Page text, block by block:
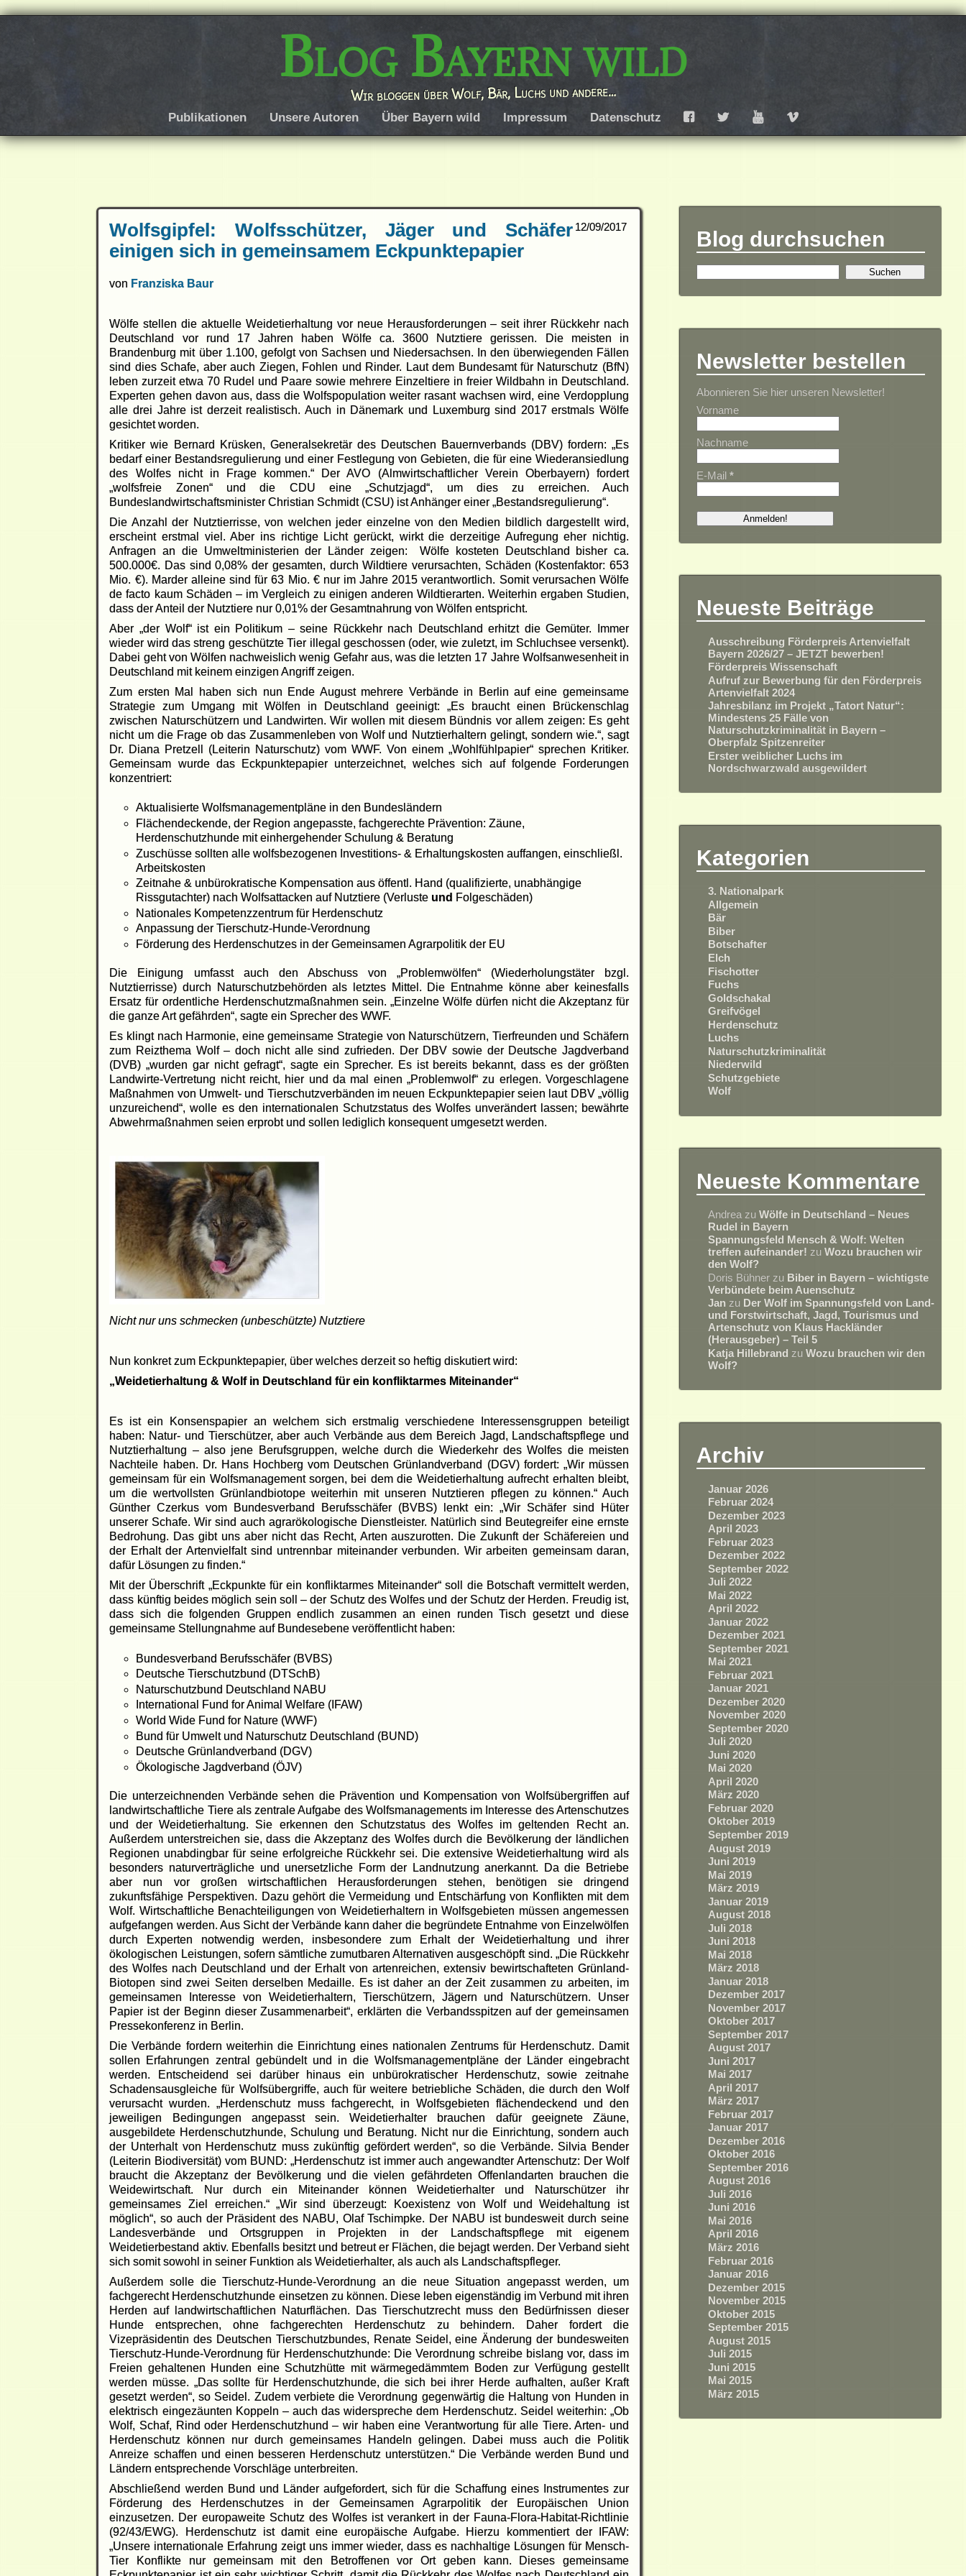
Blog Bayern wild
Wir bloggen über Wolf, Bär, Luchs und andere…
Publikationen Unsere Autoren Über Bayern wild Impressum Datenschutz F T Y V
12/09/2017
Wolfsgipfel: Wolfsschützer, Jäger und Schäfer
einigen sich in gemeinsamem Eckpunktepapier
von Franziska Baur
Wölfe stellen die aktuelle Weidetierhaltung vor neue Herausforderungen – seit ihrer Rückkehr nach
Deutschland vor rund 17 Jahren haben Wölfe ca. 3600 Nutztiere gerissen. Die meisten in
Brandenburg mit über 1.100, gefolgt von Sachsen und Niedersachsen. In den überwiegenden Fällen
sind dies Schafe, aber auch Ziegen, Fohlen und Rinder. Laut dem Bundesamt für Naturschutz (BfN)
leben zurzeit etwa 70 Rudel und Paare sowie mehrere Einzeltiere in freier Wildbahn in Deutschland.
Experten gehen davon aus, dass die Wolfspopulation weiter rasant wachsen wird, eine Verdopplung
alle drei Jahre ist derzeit realistisch. Auch in Dänemark und Luxemburg sind 2017 erstmals Wölfe
gesichtet worden.
Kritiker wie Bernard Krüsken, Generalsekretär des Deutschen Bauernverbands (DBV) fordern: „Es
bedarf einer Bestandsregulierung und einer Festlegung von Gebieten, die für eine Wiederansiedlung
des Wolfes nicht in Frage kommen.“ Der AVO (Almwirtschaftlicher Verein Oberbayern) fordert
„wolfsfreie Zonen“ und die CDU eine „Schutzjagd“, um dies zu erreichen. Auch
Bundeslandwirtschaftsminister Christian Schmidt (CSU) ist Anhänger einer „Bestandsregulierung“.
Die Anzahl der Nutztierrisse, von welchen jeder einzelne von den Medien bildlich dargestellt wird,
erscheint erstmal viel. Aber ins richtige Licht gerückt, wirkt die derzeitige Aufregung eher nichtig.
Anfragen an die Umweltministerien der Länder zeigen: Wölfe kosteten Deutschland bisher ca.
500.000€. Das sind 0,08% der gesamten, durch Wildtiere verursachten, Schäden (Kostenfaktor: 653
Mio. €). Marder alleine sind für 63 Mio. € nur im Jahre 2015 verantwortlich. Somit verursachen Wölfe
de facto kaum Schäden – im Vergleich zu einigen anderen Wildtierarten. Weiterhin ergaben Studien,
dass der Anteil der Nutztiere nur 0,01% der Gesamtnahrung von Wölfen entspricht.
Aber „der Wolf“ ist ein Politikum – seine Rückkehr nach Deutschland erhitzt die Gemüter. Immer
wieder wird das streng geschützte Tier illegal geschossen (oder, wie zuletzt, im Schluchsee versenkt).
Dabei geht von Wölfen nachweislich wenig Gefahr aus, was die letzten 17 Jahre Wolfsanwesenheit in
Deutschland mit keinem einzigen Angriff zeigen.
Zum ersten Mal haben sich nun Ende August mehrere Verbände in Berlin auf eine gemeinsame
Strategie zum Umgang mit Wölfen in Deutschland geeinigt: „Es braucht einen Brückenschlag
zwischen Naturschützern und Landwirten. Wir wollen mit diesem Bündnis vor allem zeigen: Es geht
nicht um die Frage ob das Zusammenleben von Wolf und Nutztierhaltern gelingt, sondern wie.“, sagt
Dr. Diana Pretzell (Leiterin Naturschutz) vom WWF. Von einem „Wohlfühlpapier“ sprechen Kritiker.
Gemeinsam wurde das Eckpunktepapier unterzeichnet, welches sich auf folgende Forderungen
konzentriert:
Aktualisierte Wolfsmanagementpläne in den Bundesländern
Flächendeckende, der Region angepasste, fachgerechte Prävention: Zäune,
Herdenschutzhunde mit einhergehender Schulung & Beratung
Zuschüsse sollten alle wolfsbezogenen Investitions- & Erhaltungskosten auffangen, einschließl.
Arbeitskosten
Zeitnahe & unbürokratische Kompensation aus öffentl. Hand (qualifizierte, unabhängige
Rissgutachter) nach Wolfsattacken auf Nutztiere (Verluste und Folgeschäden)
Nationales Kompetenzzentrum für Herdenschutz
Anpassung der Tierschutz-Hunde-Verordnung
Förderung des Herdenschutzes in der Gemeinsamen Agrarpolitik der EU
Die Einigung umfasst auch den Abschuss von „Problemwölfen“ (Wiederholungstäter bzgl.
Nutztierrisse) durch Naturschutzbehörden als letztes Mittel. Die Entnahme könne aber keinesfalls
Ersatz für ordentliche Herdenschutzmaßnahmen sein. „Einzelne Wölfe dürfen nicht die Akzeptanz für
die ganze Art gefährden“, sagte ein Sprecher des WWF.
Es klingt nach Harmonie, eine gemeinsame Strategie von Naturschützern, Tierfreunden und Schäfern
zum Reizthema Wolf – doch nicht alle sind zufrieden. Der DBV sowie der Deutsche Jagdverband
(DVB) „wurden gar nicht gefragt“, sagte ein Sprecher. Es ist bereits bekannt, dass es der größten
Landwirte-Vertretung nicht reicht, hier und da mal einen „Problemwolf“ zu erlegen. Vorgeschlagene
Maßnahmen von Umwelt- und Tierschutzverbänden im neuen Eckpunktepapier seien laut DBV „völlig
unzureichend“, wolle es den internationalen Schutzstatus des Wolfes unverändert lassen; bewährte
Abwehrmaßnahmen seien erprobt und sollen lediglich konsequent umgesetzt werden.
Nicht nur uns schmecken (unbeschützte) Nutztiere
Nun konkret zum Eckpunktepapier, über welches derzeit so heftig diskutiert wird:
„Weidetierhaltung & Wolf in Deutschland für ein konfliktarmes Miteinander“
Es ist ein Konsenspapier an welchem sich erstmalig verschiedene Interessensgruppen beteiligt
haben: Natur- und Tierschützer, aber auch Verbände aus dem Bereich Jagd, Landschaftspflege und
Nutztierhaltung – also jene Berufsgruppen, welche durch die Wiederkehr des Wolfes die meisten
Nachteile haben. Dr. Hans Hochberg vom Deutschen Grünlandverband (DGV) fordert: „Wir müssen
gemeinsam für ein Wolfsmanagement sorgen, bei dem die Weidetierhaltung aufrecht erhalten bleibt,
um die wertvollsten Grünlandbiotope weiterhin mit unseren Nutztieren pflegen zu können.“ Auch
Günther Czerkus vom Bundesverband Berufsschäfer (BVBS) lenkt ein: „Wir Schäfer sind Hüter
unserer Schafe. Wir sind auch agrarökologische Dienstleister. Natürlich sind Beutegreifer eine ernste
Bedrohung. Das gibt uns aber nicht das Recht, Arten auszurotten. Die Zukunft der Schäfereien und
der Erhalt der Artenvielfalt sind untrennbar miteinander verbunden. Wir arbeiten gemeinsam daran,
dafür Lösungen zu finden.“
Mit der Überschrift „Eckpunkte für ein konfliktarmes Miteinander“ soll die Botschaft vermittelt werden,
dass künftig beides möglich sein soll – der Schutz des Wolfes und der Schutz der Herden. Freudig ist,
dass sich die folgenden Gruppen endlich zusammen an einen runden Tisch gesetzt und diese
gemeinsame Stellungnahme auf Bundesebene veröffentlicht haben:
Bundesverband Berufsschäfer (BVBS)
Deutsche Tierschutzbund (DTSchB)
Naturschutzbund Deutschland NABU
International Fund for Animal Welfare (IFAW)
World Wide Fund for Nature (WWF)
Bund für Umwelt und Naturschutz Deutschland (BUND)
Deutsche Grünlandverband (DGV)
Ökologische Jagdverband (ÖJV)
Die unterzeichnenden Verbände sehen die Prävention und Kompensation von Wolfsübergriffen auf
landwirtschaftliche Tiere als zentrale Aufgabe des Wolfsmanagements im Interesse des Artenschutzes
und der Weidetierhaltung. Sie erkennen den Schutzstatus des Wolfes im geltenden Recht an.
Außerdem unterstreichen sie, dass die Akzeptanz des Wolfes durch die Bevölkerung der ländlichen
Regionen unabdingbar für seine erfolgreiche Rückkehr sei. Die extensive Weidetierhaltung wird als
besonders naturverträgliche und unersetzliche Form der Landnutzung anerkannt. Da die Betriebe
aber nun vor großen wirtschaftlichen Herausforderungen stehen, benötigen sie dringend
zukunftsfähige Perspektiven. Dazu gehört die Vermeidung und Entschärfung von Konflikten mit dem
Wolf. Wirtschaftliche Benachteiligungen von Weidetierhaltern in Wolfsgebieten müssen angemessen
aufgefangen werden. Aus Sicht der Verbände kann daher die begründete Entnahme von Einzelwölfen
durch Experten notwendig werden, insbesondere zum Erhalt der Weidetierhaltung und ihrer
ökologischen Leistungen, sofern sämtliche zumutbaren Alternativen ausgeschöpft sind. „Die Rückkehr
des Wolfes nach Deutschland und der Erhalt von artenreichen, extensiv bewirtschafteten Grünland-
Biotopen sind zwei Seiten derselben Medaille. Es ist daher an der Zeit zusammen zu arbeiten, im
gemeinsamen Interesse von Weidetierhaltern, Tierschützern, Jägern und Naturschützern. Unser
Papier ist der Beginn dieser Zusammenarbeit“, erklärten die Verbandsspitzen auf der gemeinsamen
Pressekonferenz in Berlin.
Die Verbände fordern weiterhin die Einrichtung eines nationalen Zentrums für Herdenschutz. Damit
sollen Erfahrungen zentral gebündelt und in die Wolfsmanagementpläne der Länder eingebracht
werden. Entscheidend sei darüber hinaus ein unbürokratischer Herdenschutz, sowie zeitnahe
Schadensausgleiche für Wolfsübergriffe, auch für weitere betriebliche Schäden, die durch den Wolf
verursacht wurden. „Herdenschutz muss fachgerecht, in Wolfsgebieten flächendeckend und den
jeweiligen Bedingungen angepasst sein. Weidetierhalter brauchen dafür geeignete Zäune,
ausgebildete Herdenschutzhunde, Schulung und Beratung. Nicht nur die Einrichtung, sondern auch
der Unterhalt von Herdenschutz muss zukünftig gefördert werden“, so die Verbände. Silvia Bender
(Leiterin Biodiversität) vom BUND: „Herdenschutz ist immer auch angewandter Artenschutz: Der Wolf
braucht die Akzeptanz der Bevölkerung und die vielen gefährdeten Offenlandarten brauchen die
Weidewirtschaft. Nur durch ein Miteinander können Weidetierhalter und Naturschützer ihr
gemeinsames Ziel erreichen.“ „Wir sind überzeugt: Koexistenz von Wolf und Weidehaltung ist
möglich“, so auch der Präsident des NABU, Olaf Tschimpke. Der NABU ist bundesweit durch seine
Landesverbände und Ortsgruppen in Projekten in der Landschaftspflege mit eigenem
Weidetierbestand aktiv. Ebenfalls besitzt und betreut er Flächen, die bejagt werden. Der Verband sieht
sich somit sowohl in seiner Funktion als Weidetierhalter, als auch als Landschaftspfleger.
Außerdem solle die Tierschutz-Hunde-Verordnung an die neue Situation angepasst werden, um
fachgerecht Herdenschutzhunde einsetzen zu können. Diese leben eigenständig im Verbund mit ihren
Herden auf landwirtschaftlichen Naturflächen. Das Tierschutzrecht muss den Bedürfnissen dieser
Hunde entsprechen, ohne fachgerechten Herdenschutz zu behindern. Daher fordert die
Vizepräsidentin des Deutschen Tierschutzbundes, Renate Seidel, eine Änderung der bundesweiten
Tierschutz-Hunde-Verordnung für Herdenschutzhunde: Die Verordnung schreibe bislang vor, dass im
Freien gehaltenen Hunden eine Schutzhütte mit wärmegedämmtem Boden zur Verfügung gestellt
werden müsse. „Das sollte für Herdenschutzhunde, die sich bei ihrer Herde aufhalten, außer Kraft
gesetzt werden“, so Seidel. Zudem verbiete die Verordnung gegenwärtig die Haltung von Hunden in
elektrisch eingezäunten Koppeln – auch das widerspreche dem Herdenschutz. Seidel weiterhin: „Ob
Wolf, Schaf, Rind oder Herdenschutzhund – wir haben eine Verantwortung für alle Tiere. Arten- und
Herdenschutz können nur durch gemeinsames Handeln gelingen. Dabei muss auch die Politik
Anreize schaffen und einen besseren Herdenschutz unterstützen.“ Die Verbände werden Bund und
Ländern entsprechende Vorschläge unterbreiten.
Abschließend werden Bund und Länder aufgefordert, sich für die Schaffung eines Instrumentes zur
Förderung des Herdenschutzes in der Gemeinsamen Agrarpolitik der Europäischen Union
einzusetzen. Der europaweite Schutz des Wolfes ist verankert in der Fauna-Flora-Habitat-Richtlinie
(92/43/EWG). Herdenschutz ist damit eine europäische Aufgabe. Hierzu kommentiert der IFAW:
„Unsere internationale Erfahrung zeigt uns immer wieder, dass es nachhaltige Lösungen für Mensch-
Tier Konflikte nur gemeinsam mit den Betroffenen vor Ort geben kann. Dieses gemeinsame
Blog durchsuchen
Newsletter bestellen
Abonnieren Sie hier unseren Newsletter!
Vorname
Nachname
E-Mail*
Neueste Beiträge
Ausschreibung Förderpreis Artenvielfalt
Bayern 2026/27 – JETZT bewerben!
Förderpreis Wissenschaft
Aufruf zur Bewerbung für den Förderpreis
Artenvielfalt 2024
Jahresbilanz im Projekt „Tatort Natur“:
Mindestens 25 Fälle von
Naturschutzkriminalität in Bayern –
Oberpfalz Spitzenreiter
Erster weiblicher Luchs im
Nordschwarzwald ausgewildert
Kategorien
3. Nationalpark
Allgemein
Bär
Biber
Botschafter
Elch
Fischotter
Fuchs
Goldschakal
Greifvögel
Herdenschutz
Luchs
Naturschutzkriminalität
Niederwild
Schutzgebiete
Wolf
Neueste Kommentare
Andrea zuWölfe in Deutschland – Neues
Rudel in Bayern
Spannungsfeld Mensch & Wolf: Welten
treffen aufeinander! zuWozu brauchen wir
den Wolf?
Doris Bühner zu Biber in Bayern – wichtigste
Verbündete beim Auenschutz
Jan zu Der Wolf im Spannungsfeld von Land-
und Forstwirtschaft, Jagd, Tourismus und
Artenschutz von Klaus Hackländer
(Herausgeber) – Teil 5
Katja Hillebrand zuWozu brauchen wir den
Wolf?
Archiv
Januar 2026
Februar 2024
Dezember 2023
April 2023
Februar 2023
Dezember 2022
September 2022
Juli 2022
Mai 2022
April 2022
Januar 2022
Dezember 2021
September 2021
Mai 2021
Februar 2021
Januar 2021
Dezember 2020
November 2020
September 2020
Juli 2020
Juni 2020
Mai 2020
April 2020
März 2020
Februar 2020
Oktober 2019
September 2019
August 2019
Juni 2019
Mai 2019
März 2019
Januar 2019
August 2018
Juli 2018
Juni 2018
Mai 2018
März 2018
Januar 2018
Dezember 2017
November 2017
Oktober 2017
September 2017
August 2017
Juni 2017
Mai 2017
April 2017
März 2017
Februar 2017
Januar 2017
Dezember 2016
Oktober 2016
September 2016
August 2016
Juli 2016
Juni 2016
Mai 2016
April 2016
März 2016
Februar 2016
Januar 2016
Dezember 2015
November 2015
Oktober 2015
September 2015
August 2015
Juli 2015
Juni 2015
Mai 2015
März 2015